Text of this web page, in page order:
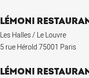
LÉMONI
Les Halles / Le Louvre
5 rue Hérold 75001 Paris
LÉMONI